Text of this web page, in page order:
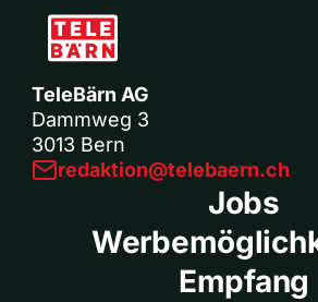
TeleBärn AG
Dammweg 3
3013 Bern
redaktion@telebaern.ch
Jobs
Empfang